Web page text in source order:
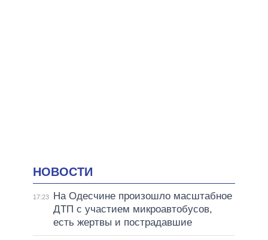
НОВОСТИ
17:23
На Одесчине произошло масштабное
ДТП с участием микроавтобусов,
есть жертвы и пострадавшие